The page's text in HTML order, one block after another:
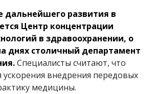
дальнейшего развития в
Центр концентрации
в здравоохранении, о
днях столичный департамент
Специалисты считают, что
внедрения передовых
медицины.